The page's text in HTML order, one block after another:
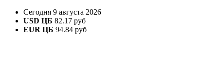
Сегодня 9 августа 2026
USD ЦБ 82.17 руб
EUR ЦБ 94.84 руб